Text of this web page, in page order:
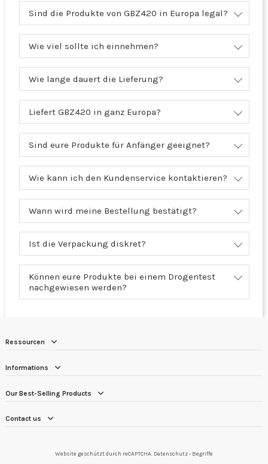
Sind die Produkte von GBZ420 in Europa legal?
Wie viel sollte ich einnehmen?
Wie lange dauert die Lieferung?
Liefert GBZ420 in ganz Europa?
Sind eure Produkte für Anfänger geeignet?
Wie kann ich den Kundenservice kontaktieren?
Wann wird meine Bestellung bestätigt?
Ist die Verpackung diskret?
Können eure Produkte bei einem Drogentest
nachgewiesen werden?
Ressourcen
Informations
Our Best-Selling Products
Contact us
Website geschützt durch reCAPTCHA. Datenschutz- Begriffe